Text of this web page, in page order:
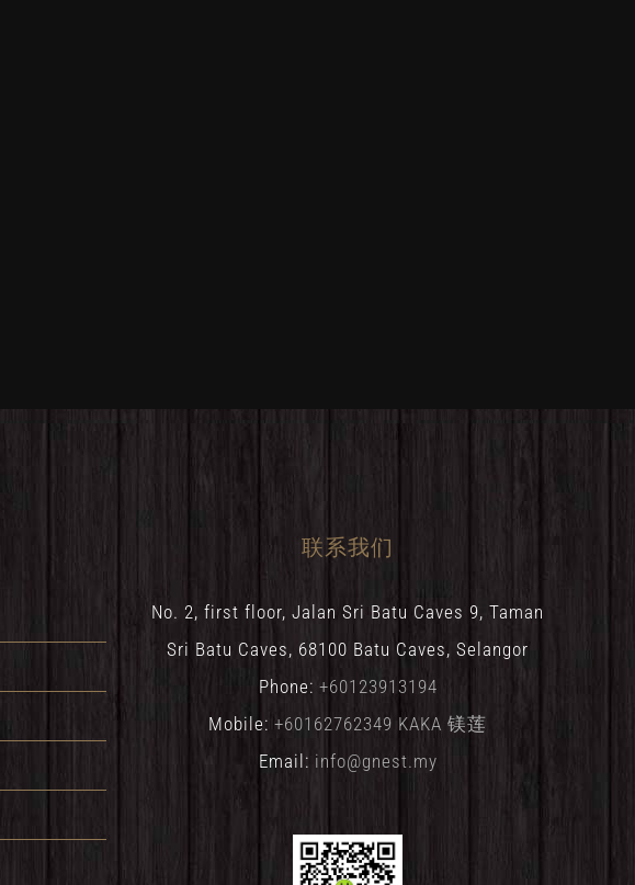
联系我们
No. 2, first floor, Jalan Sri Batu Caves 9, Taman
Sri Batu Caves, 68100 Batu Caves, Selangor
Phone: +60123913194
Mobile: +60162762349 KAKA 镁莲
Email: info@gnest.my